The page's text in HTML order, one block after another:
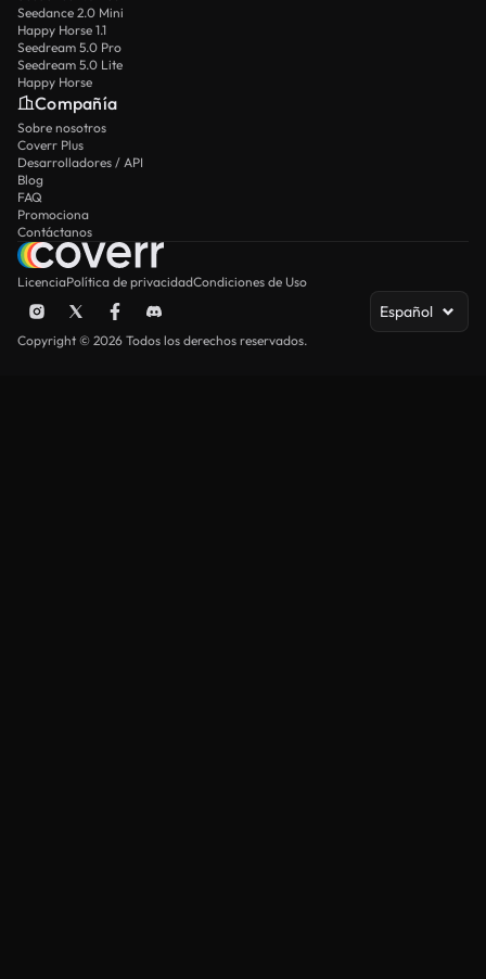
Seedance 2.0 Mini
Happy Horse 1.1
Seedream 5.0 Pro
Seedream 5.0 Lite
Happy Horse
Compañía
Sobre nosotros
Coverr Plus
Desarrolladores / API
Blog
FAQ
Promociona
Contáctanos
LicenciaPolítica de privacidadCondiciones de Uso
Español
Copyright © 2026 Todos los derechos reservados.